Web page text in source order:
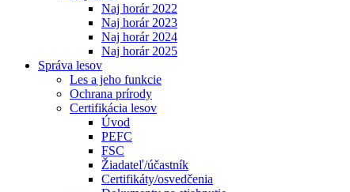
Naj horár 2022
Naj horár 2023
Naj horár 2024
Naj horár 2025
Správa lesov
Les a jeho funkcie
Ochrana prírody
Certifikácia lesov
Úvod
PEFC
FSC
Žiadateľ/účastník
Certifikáty/osvedčenia